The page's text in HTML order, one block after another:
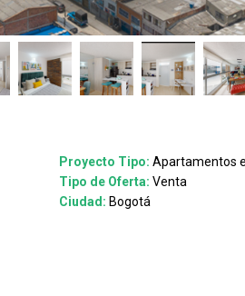
Proyecto Tipo: Apartamentos
Tipo de Oferta: Venta
Ciudad: Bogotá